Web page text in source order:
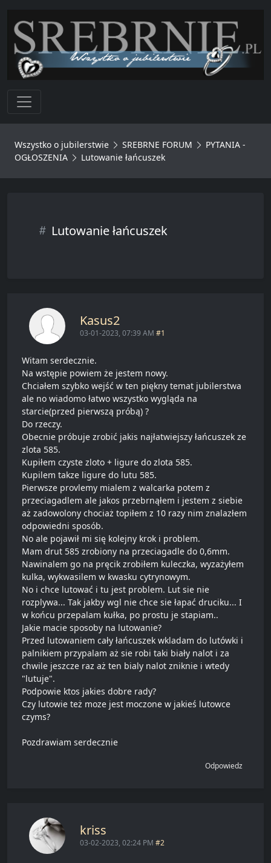
Toggle navigation
Wszystko o jubilerstwie SREBRNE FORUM
PYTANIA -
OGŁOSZENIA
Lutowanie łańcuszek
Lutowanie łańcuszek
Kasus2
03-01-2023, 07:39 AM #1
Witam serdecznie.
Na wstępie powiem że jestem nowy.
Chciałem szybko wejść w ten piękny temat jubilerstwa
ale no wiadomo łatwo wszystko wygląda na
starcie(przed pierwszą próbą) ?
Do rzeczy.
Obecnie próbuje zrobić jakis najłatwiejszy łańcuszek ze
zlota 585.
Kupiłem czyste zloto + ligure do zlota 585.
Kupilem takze ligure do lutu 585.
Pierwsze provlemy mialem z walcarka potem z
przeciagadlem ale jakos przebrnąłem i jestem z siebie
aż zadowolony chociaż topiłem z 10 razy nim znalazłem
odpowiedni sposób.
No ale pojawił mi się kolejny krok i problem.
Mam drut 585 zrobiony na przeciagadle do 0,6mm.
Nawinalem go na pręcik zrobiłem kuleczka, wyzażyłem
kulka, wykwasilem w kwasku cytrynowym.
No i chce lutować i tu jest problem. Lut sie nie
rozplywa... Tak jakby wgl nie chce sie łapać druciku... I
w końcu przepalam kułka, po prostu je stapiam..
Jakie macie sposoby na lutowanie?
Przed lutowaniem cały łańcuszek wkladam do lutówki i
palnikiem przypalam aż sie robi taki biały nalot i za
chwile jeszcze raz aż ten bialy nalot zniknie i wtedy
"lutuje".
Podpowie ktos jakies dobre rady?
Czy lutowie też moze jest moczone w jakieś lutowce
czyms?
Pozdrawiam serdecznie
Odpowiedz
kriss
03-02-2023, 02:24 PM #2